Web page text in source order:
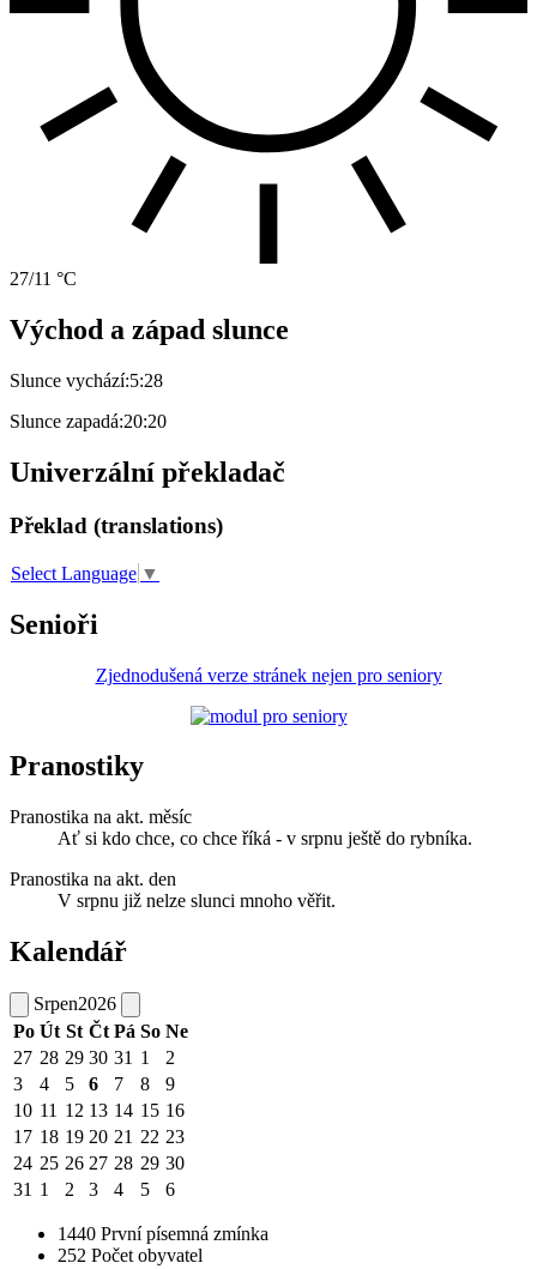
27/11 °C
Východ a západ slunce
Slunce vychází:5:28
Slunce zapadá:20:20
Univerzální překladač
Překlad (translations)
Select Language ▼
Senioři
Zjednodušená verze stránek nejen pro seniory
Pranostiky
Pranostika na akt. měsíc
Ať si kdo chce, co chce říká - v srpnu ještě do rybníka.
Pranostika na akt. den
V srpnu již nelze slunci mnoho věřit.
Kalendář
Srpen2026
Po Út St Čt Pá So Ne
27 28 29 30 31 1
2
3
4 5 6 7 8
9
10 11 12 13 14 15 16
17 18 19 20 21 22 23
24 25 26 27 28 29 30
31 1 2 3 4 5 6
1440 První písemná zmínka
252 Počet obyvatel